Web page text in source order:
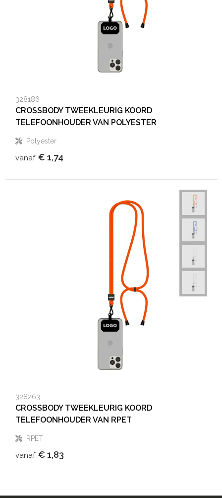
328186
CROSSBODY TWEEKLEURIG KOORD
TELEFOONHOUDER VAN POLYESTER
Polyester
vanaf € 1,74
328263
CROSSBODY TWEEKLEURIG KOORD
TELEFOONHOUDER VAN RPET
RPET
vanaf € 1,83